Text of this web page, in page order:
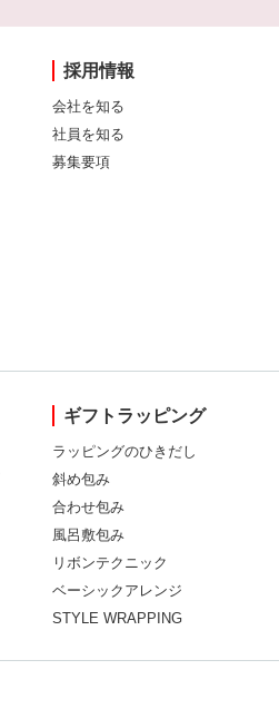
採用情報
会社を知る
社員を知る
募集要項
ギフトラッピング
ラッピングのひきだし
斜め包み
合わせ包み
風呂敷包み
リボンテクニック
ベーシックアレンジ
STYLE WRAPPING